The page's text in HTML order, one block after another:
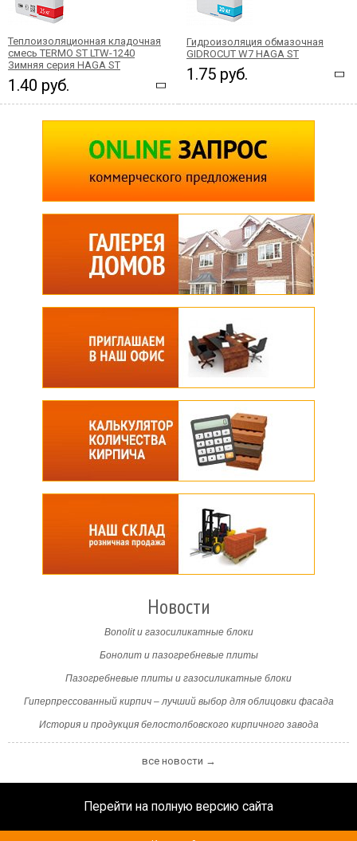
Теплоизоляционная кладочная
смесь TERMO ST LTW-1240
Зимняя серия HAGA ST
1.40 руб.
Гидроизоляция обмазочная
GIDROCUT W7 HAGA ST
1.75 руб.
Новости
Bonolit и газосиликатные блоки
Бонолит и пазогребневые плиты
Пазогребневые плиты и газосиликатные блоки
Гиперпрессованный кирпич – лучший выбор для облицовки фасада
История и продукция белостолбовского кирпичного завода
все новости →
Перейти на полную версию сайта